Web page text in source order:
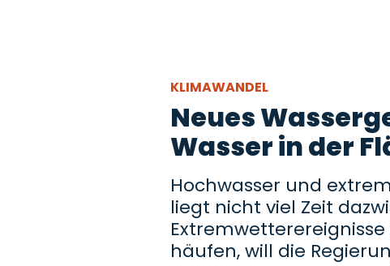
KLIMAWANDEL
Neues
Wasser in der
Hochwasser und
liegt nicht viel Zeit
häufen, will die